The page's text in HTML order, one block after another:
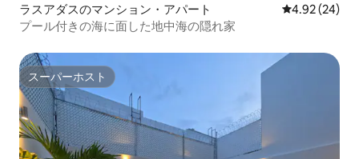
ラスアダスのマンション・アパート レビュー24
4.92 (24)
プール付きの海に面した地中海の隠れ家
スーパーホスト
スーパーホスト